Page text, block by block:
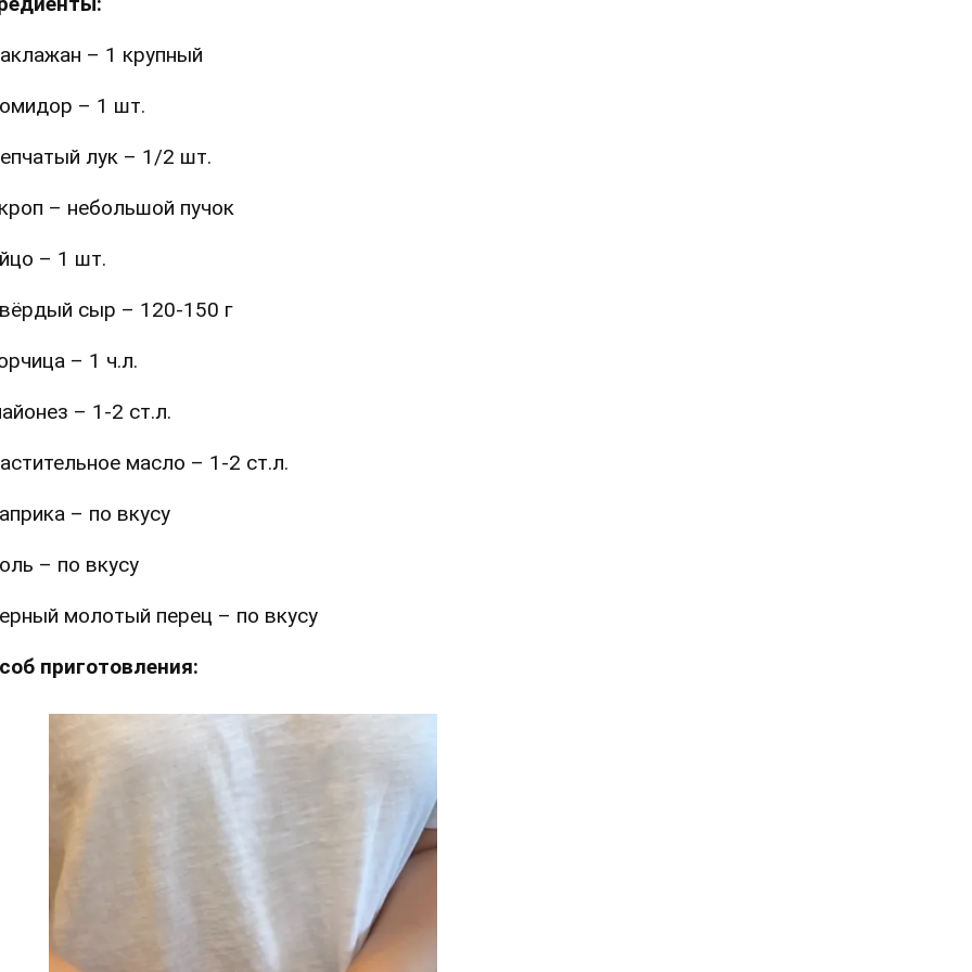
– 1 крупный
– 1 шт.
лук – 1/2 шт.
– небольшой пучок
– 1 шт.
сыр – 120-150 г
– 1 ч.л.
– 1-2 ст.л.
масло – 1-2 ст.л.
– по вкусу
– по вкусу
молотый перец – по вкусу
приготовления: